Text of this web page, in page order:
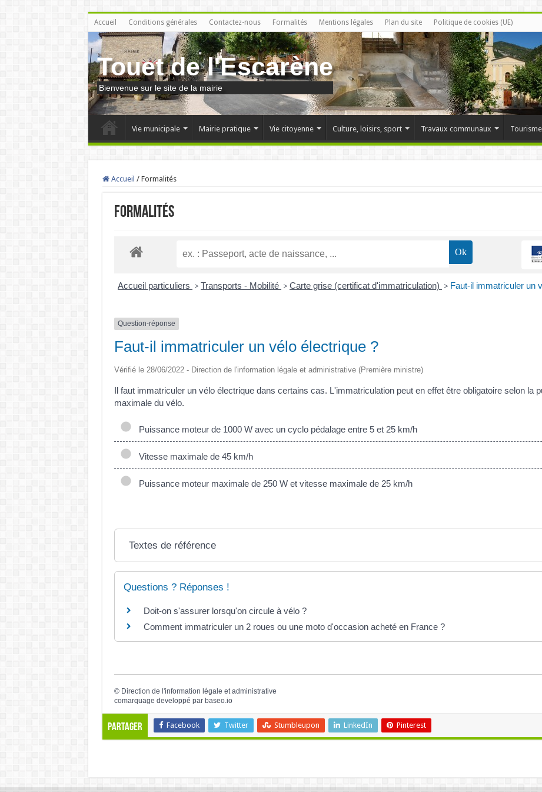
Accueil Conditions générales Contactez-nous Formalités Mentions légales Plan du site Politique de cookies (UE)
Touet de l'Escarène
Bienvenue sur le site de la mairie
Vie municipale Mairie pratique Vie citoyenne Culture, loisirs, sport Travaux communaux
Accueil / Formalités
Formalités
Accueil particuliers > Transports - Mobilité > Carte grise (certificat d'immatriculation) > Faut-il immatriculer un
Question-réponse
Faut-il immatriculer un vélo électrique ?
Vérifié le 28/06/2022 - Direction de l'information légale et administrative (Première ministre)
Il faut immatriculer un vélo électrique dans certains cas. L'immatriculation peut en effet être obligatoire selon la
maximale du vélo.
Puissance moteur de 1000 W avec un cyclo pédalage entre 5 et 25 km/h
Vitesse maximale de 45 km/h
Puissance moteur maximale de 250 W et vitesse maximale de 25 km/h
Textes de référence
Questions ? Réponses !
Doit-on s'assurer lorsqu'on circule à vélo ?
Comment immatriculer un 2 roues ou une moto d'occasion acheté en France ?
© Direction de l'information légale et administrative
comarquage developpé par baseo.io
Partager Facebook Twitter Stumbleupon LinkedIn Pinterest